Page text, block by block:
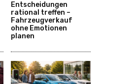
Entscheidungen
rational treffen –
Fahrzeugverkauf
ohne Emotionen
planen